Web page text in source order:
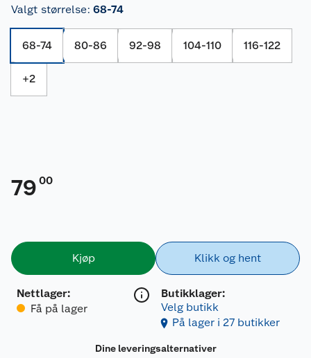
Valgt størrelse: 68-74
68-74 80-86 92-98 104-110 116-122
+2
79 00
Kjøp
Nettlager:
Få på lager
Klikk og hent
Butikklager:
Velg butikk
På lager i 27 butikker
Dine leveringsalternativer